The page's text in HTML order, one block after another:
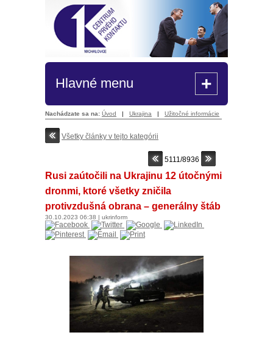
Hlavné menu +
Nachádzate sa na: Úvod | Ukrajina | Užitočné informácie
Všetky články v tejto kategórii
5111/8936
Rusi zaútočili na Ukrajinu 12 útočnými
dronmi, ktoré všetky zničila
protivzdušná obrana – generálny štáb
30.10.2023 06:38 | ukrinform